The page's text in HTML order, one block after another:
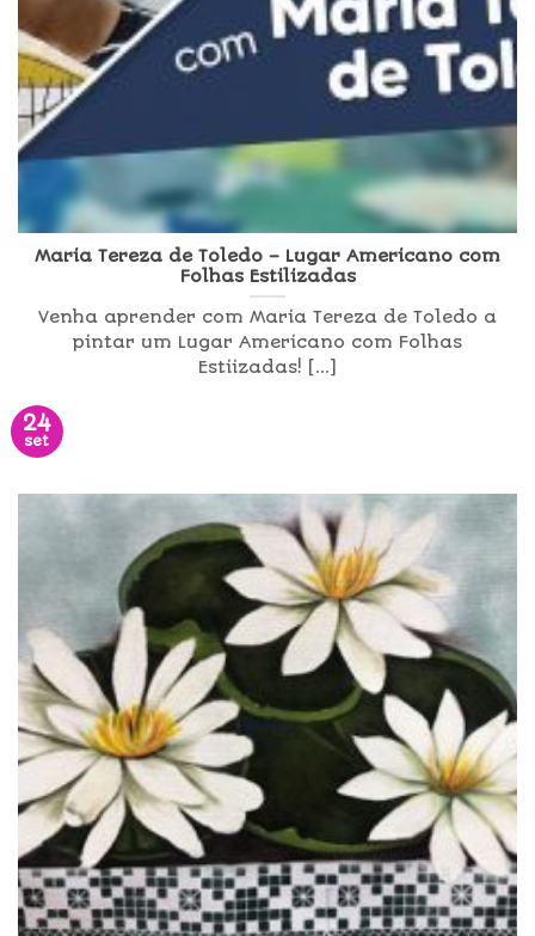
Maria Tereza de Toledo – Lugar Americano com
Folhas Estilizadas
Venha aprender com Maria Tereza de Toledo a
pintar um Lugar Americano com Folhas
Estiizadas! [...]
24
set